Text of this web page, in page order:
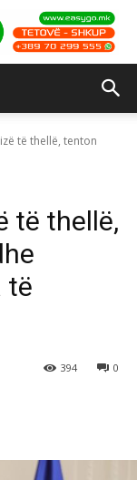
të thellë, tenton
të thellë,
të
0
394